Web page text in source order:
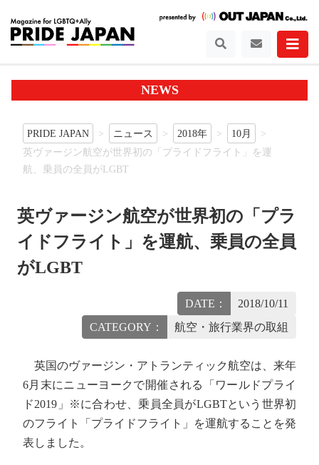
NEWS
PRIDE JAPAN ニュース 2018年
10月
英ヴァージン航空が世界初の「プライドフライト」を運
航、乗員の全員がLGBT
英ヴァージン航空が世界初の「プラ
イドフライト」を運航、乗員の全員
がLGBT
DATE：
2018/10/11
CATEGORY：
航空・旅行業界の取組
英国のヴァージン・アトランティック航空は、来年
6月末にニューヨークで開催される「ワールドプライ
ド2019」※に合わせ、乗員全員がLGBTという世界初
のフライト「プライドフライト」を運航することを発
表しました。